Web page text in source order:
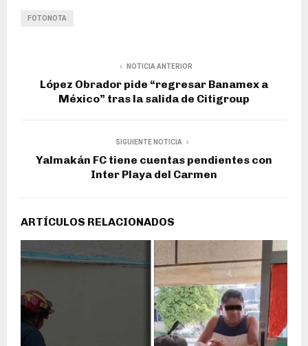
FOTONOTA
NOTICIA ANTERIOR
López Obrador pide “regresar Banamex a
México” tras la salida de Citigroup
SIGUIENTE NOTICIA
Yalmakán FC tiene cuentas pendientes con
Inter Playa del Carmen
ARTÍCULOS RELACIONADOS